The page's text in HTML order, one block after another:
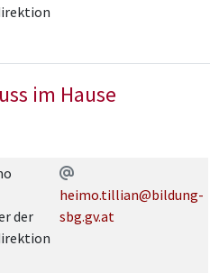
im Hause
der
heimo.tillian@bildung-
sbg.gv.at